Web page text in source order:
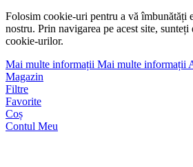
Folosim cookie-uri pentru a vă îmbunătăți
nostru. Prin navigarea pe acest site,
cookie-urilor.
Mai multe informații Mai multe informații
Magazin
Filtre
Favorite
Coș
Contul Meu